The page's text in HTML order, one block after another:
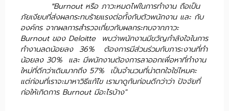
"Burnout หรือ ภาวะหมดไฟในการทำงาน ถือเป็น
ภัยเงียบที่ส่งผลกระทบร้ายแรงต่อทั้งกับตัวพนักงาน และ กับ
องค์กร จากผลการสำรวจเกี่ยวกับผลกระทบจากภาวะ
Burnout ของ Deloitte พบว่าพนักงานมีขวัญกำลังใจในการ
ทำงานลดน้อยลง 36% ต้องการมีส่วนร่วมกับภาระงานที่ทำ
น้อยลง 30% และ มีพนักงานต้องการลาออกเพื่อหาที่ทำงาน
ใหม่ที่ดีกว่าเดิมมากถึง 57% เป็นจำนวนที่น่าตกใจใช่ไหมคะ
แต่ก่อนที่เราจะมาหาวิธีแก้ไข เรามาดูกันก่อนดีกว่าว่า ปัจจัยที่
ก่อให้เกิดการ Burnout มีอะไรบ้าง"